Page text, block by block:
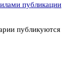
публикации
публикуются